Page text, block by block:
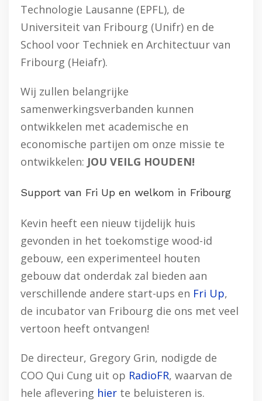
Technologie Lausanne (EPFL), de
Universiteit van Fribourg (Unifr) en de
School voor Techniek en Architectuur van
Fribourg (Heiafr).
Wij zullen belangrijke
samenwerkingsverbanden kunnen
ontwikkelen met academische en
economische partijen om onze missie te
ontwikkelen: JOU VEILG HOUDEN!
Support van Fri Up en welkom in Fribourg
Kevin heeft een nieuw tijdelijk huis
gevonden in het toekomstige wood-id
gebouw, een experimenteel houten
gebouw dat onderdak zal bieden aan
verschillende andere start-ups en Fri Up,
de incubator van Fribourg die ons met veel
vertoon heeft ontvangen!
De directeur, Gregory Grin, nodigde de
COO Qui Cung uit op RadioFR, waarvan de
hele aflevering hier te beluisteren is.